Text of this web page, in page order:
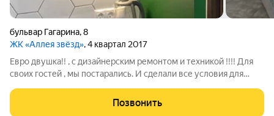
бульвар Гагарина,8
ЖК «Аллея звёзд», 4 квартал 2017
Евро двушка!! , с дизайнерским ремонтом и техникой !!!! Для
своих гостей , мы постарались. И сделали все условия для
несколько дней!! Наши гости попадут в абсолютно ЧИСТЫЕ
апартаменты!!! Смело
Позвонить